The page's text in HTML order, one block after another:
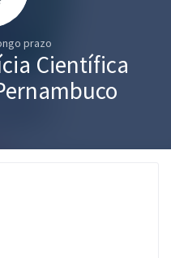
prazo
Científica